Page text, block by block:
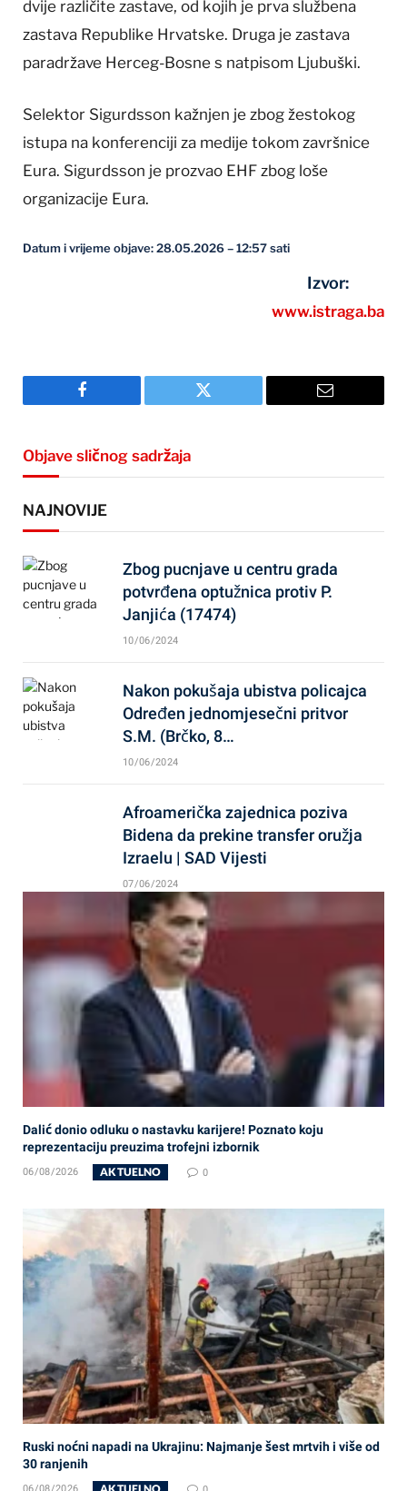
dvije različite zastave, od kojih je prva službena
zastava Republike Hrvatske. Druga je zastava
paradržave Herceg-Bosne s natpisom Ljubuški.
Selektor Sigurdsson kažnjen je zbog žestokog
istupa na konferenciji za medije tokom završnice
Eura. Sigurdsson je prozvao EHF zbog loše
organizacije Eura.
Datum i vrijeme objave: 28.05.2026 – 12:57 sati
Izvor:
www.istraga.ba
Facebook Twitter Email
Objave sličnog sadržaja
NAJNOVIJE
Zbog pucnjave u centru grada
potvrđena optužnica protiv P.
Janjića (17474)
10/06/2024
Nakon pokušaja ubistva policajca
Određen jednomjesečni pritvor
S.M. (Brčko, 8…
10/06/2024
Afroamerička zajednica poziva
Bidena da prekine transfer oružja
Izraelu | SAD Vijesti
07/06/2024
Dalić donio odluku o nastavku karijere! Poznato koju
reprezentaciju preuzima trofejni izbornik
06/08/2026 AKTUELNO 0
Ruski noćni napadi na Ukrajinu: Najmanje šest mrtvih i više od
30 ranjenih